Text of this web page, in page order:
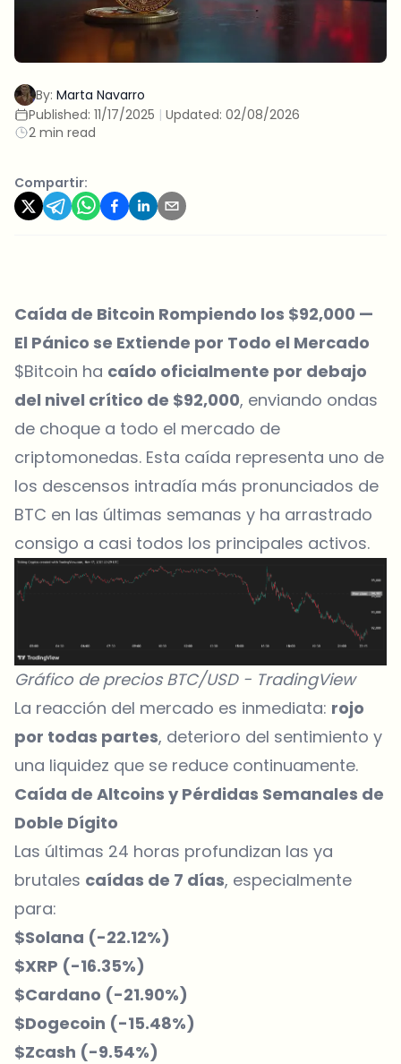
By: Marta Navarro
Published: 11/17/2025 | Updated: 02/08/2026
2 min read
Compartir:
Caída de Bitcoin Rompiendo los $92,000 —
El Pánico se Extiende por Todo el Mercado
$Bitcoin ha caído oficialmente por debajo
del nivel crítico de $92,000, enviando ondas
de choque a todo el mercado de
criptomonedas. Esta caída representa uno de
los descensos intradía más pronunciados de
BTC en las últimas semanas y ha arrastrado
consigo a casi todos los principales activos.
Gráfico de precios BTC/USD - TradingView
La reacción del mercado es inmediata: rojo
por todas partes, deterioro del sentimiento y
una liquidez que se reduce continuamente.
Caída de Altcoins y Pérdidas Semanales de
Doble Dígito
Las últimas 24 horas profundizan las ya
brutales caídas de 7 días, especialmente
para:
$Solana (-22.12%)
$XRP (-16.35%)
$Cardano (-21.90%)
$Dogecoin (-15.48%)
$Zcash (-9.54%)